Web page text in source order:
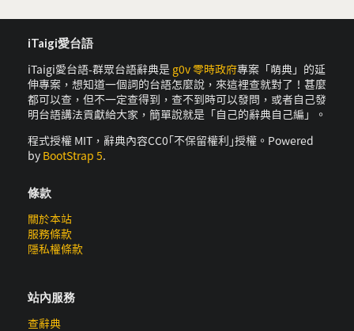
iTaigi愛台語
iTaigi愛台語-群眾台語辭典是 g0v 零時政府專案「萌典」的延
伸專案，想知道一個詞的台語怎麼說，來這裡查就對了！甚麼
都可以查，但不一定查得到，查不到時可以發問，或者自己發
明台語講法貢獻給大家，簡單說就是「自己的辭典自己編」。
程式授權 MIT，辭典內容CC0｢不保留權利｣授權。Powered
by BootStrap 5.
條款
關於本站
服務條款
隱私權條款
站內服務
查辭典